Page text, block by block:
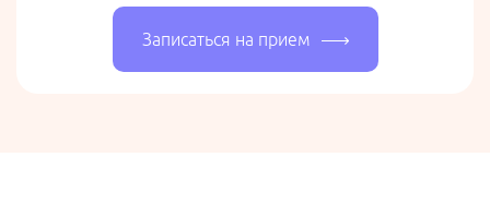
Записаться на прием